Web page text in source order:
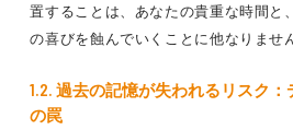
置することは、あなたの貴重な時間と
の喜びを蝕んでいくことに他なりませ
1.2. 過去の記憶が失われるリスク
の罠